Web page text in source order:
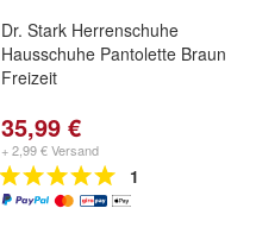
Dr. Stark Herrenschuhe
Hausschuhe Pantolette Braun
Freizeit
35,99 €
+ 2,99 € Versand
1